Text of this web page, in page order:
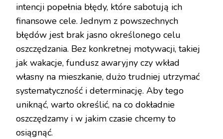
intencji popełnia błędy, które sabotują ich
finansowe cele. Jednym z powszechnych
błędów jest brak jasno określonego celu
oszczędzania. Bez konkretnej motywacji, takiej
jak wakacje, fundusz awaryjny czy wkład
własny na mieszkanie, dużo trudniej utrzymać
systematyczność i determinację. Aby tego
uniknąć, warto określić, na co dokładnie
oszczędzamy i w jakim czasie chcemy to
osiągnąć.